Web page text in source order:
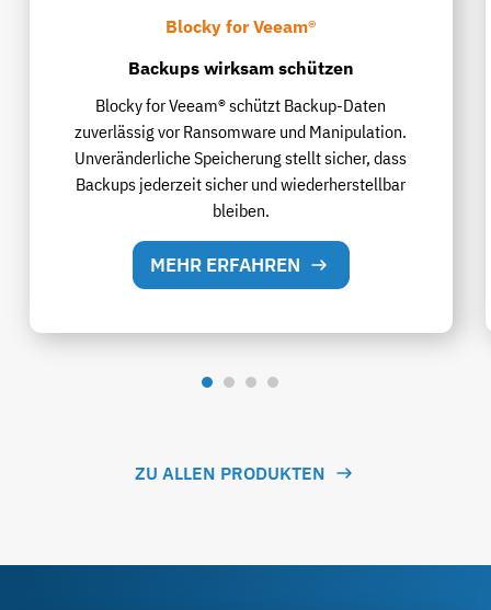
Blocky for Veeam®
Backups wirksam schützen
Blocky for Veeam® schützt Backup-Daten
zuverlässig vor Ransomware und Manipulation.
Unveränderliche Speicherung stellt sicher, dass
Backups jederzeit sicher und wiederherstellbar
bleiben.
MEHR ERFAHREN
ZU ALLEN PRODUKTEN